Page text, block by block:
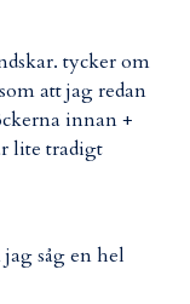
tycker om
att jag redan
innan +
lite tradigt
såg en hel